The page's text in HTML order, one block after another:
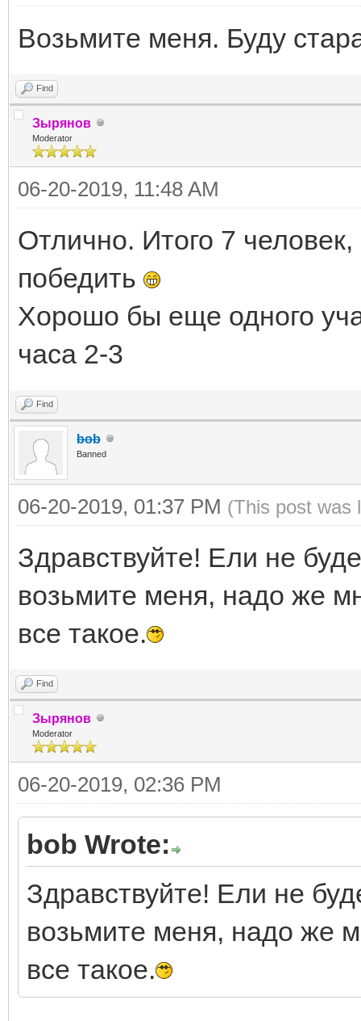
Возьмите меня. Буду
Find
Зырянов
Moderator
06-20-2019, 11:48 AM
Отлично. Итого 7
победить
Хорошо бы еще одного
часа 2-3
Find
bob
Banned
06-20-2019, 01:37 PM (This post was
Здравствуйте! Ели не
возьмите меня, надо же
все такое.
Find
Зырянов
Moderator
06-20-2019, 02:36 PM
bob Wrote:
Здравствуйте! Ели не
возьмите меня, надо же
все такое.